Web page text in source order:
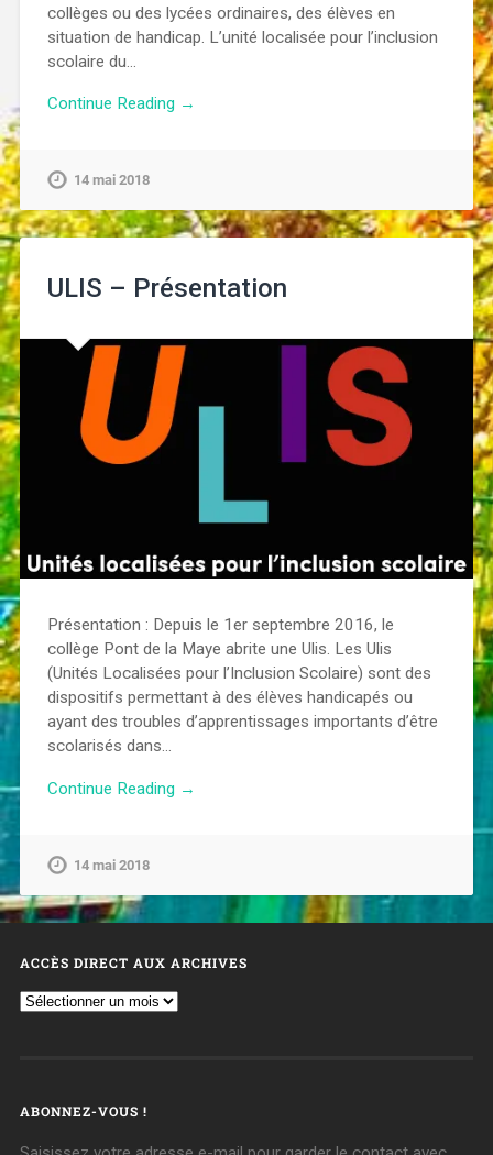
collèges ou des lycées ordinaires, des élèves en
situation de handicap. L’unité localisée pour l’inclusion
scolaire du…
Continue Reading →
14 mai 2018
ULIS – Présentation
Présentation : Depuis le 1er septembre 2016, le
collège Pont de la Maye abrite une Ulis. Les Ulis
(Unités Localisées pour l’Inclusion Scolaire) sont des
dispositifs permettant à des élèves handicapés ou
ayant des troubles d’apprentissages importants d’être
scolarisés dans…
Continue Reading →
14 mai 2018
ACCÈS DIRECT AUX ARCHIVES
ABONNEZ-VOUS !